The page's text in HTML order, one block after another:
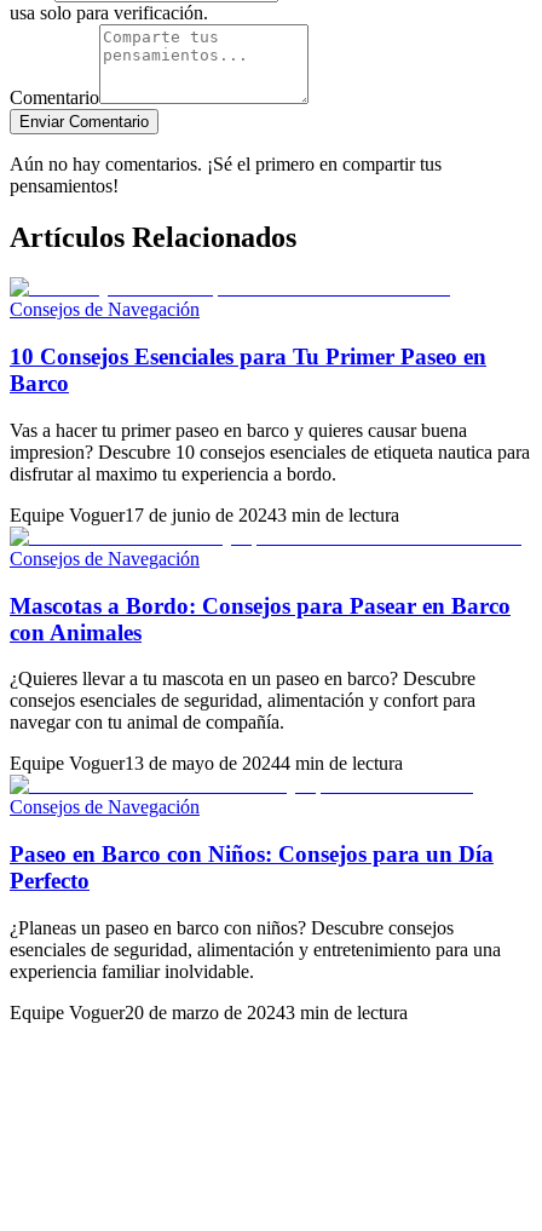
usa solo para verificación.
Comentario
Enviar Comentario
Aún no hay comentarios. ¡Sé el primero en compartir tus
pensamientos!
Artículos Relacionados
Consejos de Navegación
10 Consejos Esenciales para Tu Primer Paseo en
Barco
Vas a hacer tu primer paseo en barco y quieres causar buena
impresion? Descubre 10 consejos esenciales de etiqueta nautica para
disfrutar al maximo tu experiencia a bordo.
Equipe Voguer17 de junio de 20243 min de lectura
Consejos de Navegación
Mascotas a Bordo: Consejos para Pasear en Barco
con Animales
¿Quieres llevar a tu mascota en un paseo en barco? Descubre
consejos esenciales de seguridad, alimentación y confort para
navegar con tu animal de compañía.
Equipe Voguer13 de mayo de 20244 min de lectura
Consejos de Navegación
Paseo en Barco con Niños: Consejos para un Día
Perfecto
¿Planeas un paseo en barco con niños? Descubre consejos
esenciales de seguridad, alimentación y entretenimiento para una
experiencia familiar inolvidable.
Equipe Voguer20 de marzo de 20243 min de lectura